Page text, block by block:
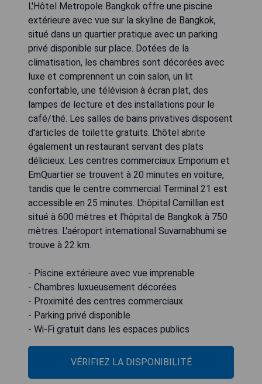
L'Hôtel Metropole Bangkok offre une piscine
extérieure avec vue sur la skyline de Bangkok,
situé dans un quartier pratique avec un parking
privé disponible sur place. Dotées de la
climatisation, les chambres sont décorées avec
luxe et comprennent un coin salon, un lit
confortable, une télévision à écran plat, des
lampes de lecture et des installations pour le
café/thé. Les salles de bains privatives disposent
d'articles de toilette gratuits. L'hôtel abrite
également un restaurant servant des plats
délicieux. Les centres commerciaux Emporium et
EmQuartier se trouvent à 20 minutes en voiture,
tandis que le centre commercial Terminal 21 est
accessible en 25 minutes. L'hôpital Camillian est
situé à 600 mètres et l'hôpital de Bangkok à 750
mètres. L'aéroport international Suvarnabhumi se
trouve à 22 km.
- Piscine extérieure avec vue imprenable
- Chambres luxueusement décorées
- Proximité des centres commerciaux
- Parking privé disponible
- Wi-Fi gratuit dans les espaces publics
VÉRIFIEZ LA DISPONIBILITÉ